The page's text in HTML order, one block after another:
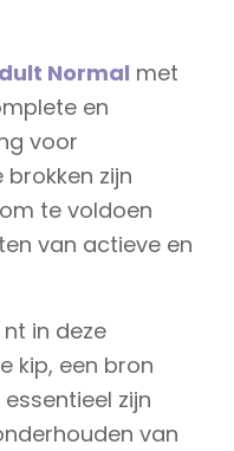
Normal met
en
voor
brokken zijn
te voldoen
van actieve en
in deze
kip, een bron
zijn
van